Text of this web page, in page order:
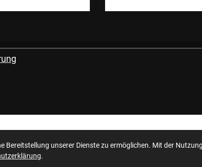
e.V. - Wir entwickeln Schwimmsport weiter
Bereitstellung unserer Dienste zu ermöglichen. Mit der
.